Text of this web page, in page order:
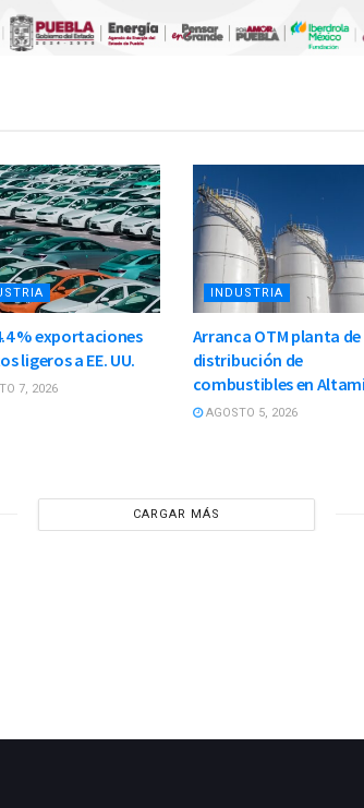
% exportaciones
ligeros a EE. UU.
7, 2026
INDUSTRIA
Arranca OTM planta de
distribución de
combustibles en
AGOSTO 5, 2026
CARGAR MÁS